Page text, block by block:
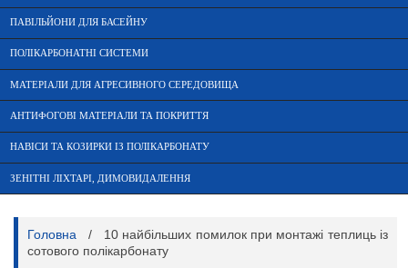
ПАВІЛЬЙОНИ ДЛЯ БАСЕЙНУ
ПОЛІКАРБОНАТНІ СИСТЕМИ
МАТЕРІАЛИ ДЛЯ АГРЕСИВНОГО СЕРЕДОВИЩА
АНТИФОГОВІ МАТЕРІАЛИ ТА ПОКРИТТЯ
НАВІСИ ТА КОЗИРКИ ІЗ ПОЛІКАРБОНАТУ
ЗЕНІТНІ ЛІХТАРІ, ДИМОВИДАЛЕННЯ
Головна /
10 найбільших помилок при монтажі теплиць із
сотового полікарбонату